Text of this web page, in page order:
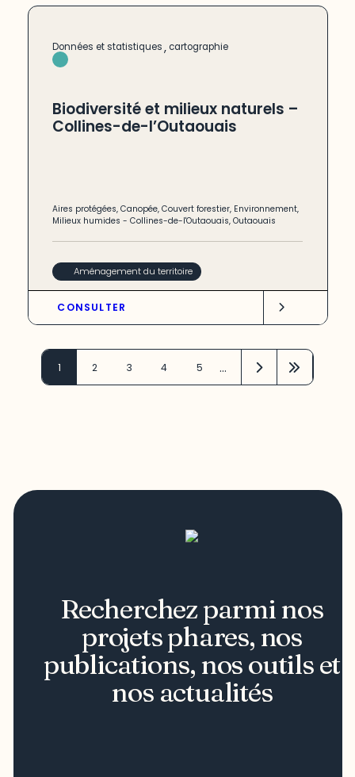
Données et statistiques, cartographie
Biodiversité et milieux naturels –
Collines-de-l’Outaouais
Aires protégées,Canopée,Couvert forestier, Environnement,
Milieux humides -Collines-de-l'Outaouais,Outaouais
Aménagement du territoire
CONSULTER
1 2 3 4 5 …
Recherchez parmi nos
projets phares, nos
publications, nos outils et
nos actualités